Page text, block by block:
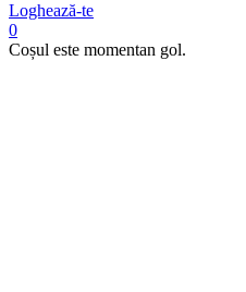
Loghează-te
0
Coșul este momentan gol.